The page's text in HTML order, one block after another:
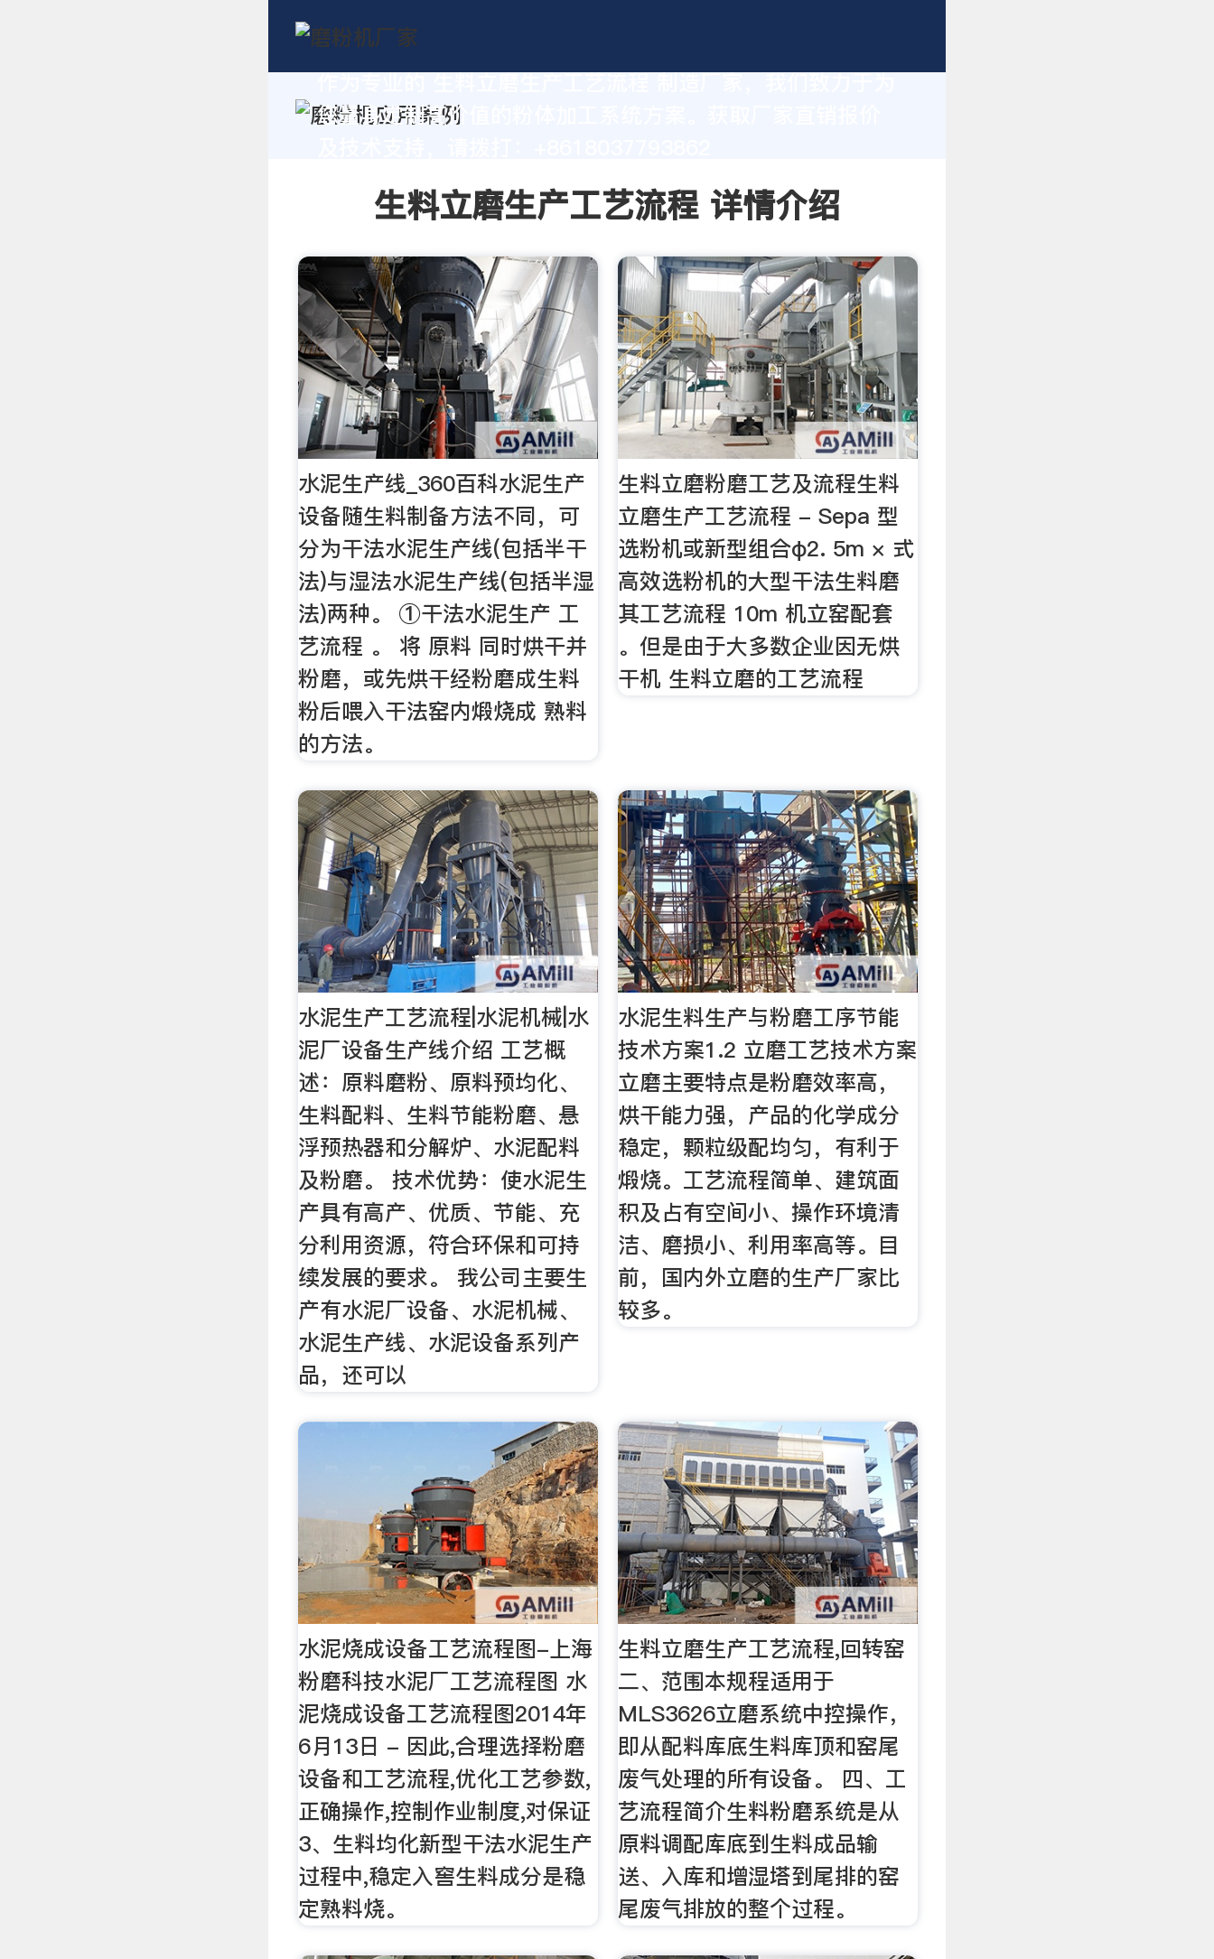
您量身定制高价值的粉体加工系统方案。获取厂家直销报价
生料立磨生产工艺流程 详情介绍
水泥生产线_360百科水泥生产
设备随生料制备方法不同，可
分为干法水泥生产线(包括半干
法)与湿法水泥生产线(包括半湿
法)两种。 ①干法水泥生产 工
艺流程 。 将 原料 同时烘干并
粉磨，或先烘干经粉磨成生料
粉后喂入干法窑内煅烧成 熟料
的方法。
生料立磨粉磨工艺及流程生料
立磨生产工艺流程 - Sepa 型
选粉机或新型组合φ2. 5m × 式
高效选粉机的大型干法生料磨
其工艺流程 10m 机立窑配套
。但是由于大多数企业因无烘
干机 生料立磨的工艺流程
水泥生产工艺流程|水泥机械|水
泥厂设备生产线介绍 工艺概
述：原料磨粉、原料预均化、
生料配料、生料节能粉磨、悬
浮预热器和分解炉、水泥配料
及粉磨。 技术优势：使水泥生
产具有高产、优质、节能、充
分利用资源，符合环保和可持
续发展的要求。 我公司主要生
产有水泥厂设备、水泥机械、
水泥生产线、水泥设备系列产
品，还可以
水泥生料生产与粉磨工序节能
技术方案1.2 立磨工艺技术方案
立磨主要特点是粉磨效率高，
烘干能力强，产品的化学成分
稳定，颗粒级配均匀，有利于
煅烧。工艺流程简单、建筑面
积及占有空间小、操作环境清
洁、磨损小、利用率高等。目
前，国内外立磨的生产厂家比
较多。
水泥烧成设备工艺流程图-上海
粉磨科技水泥厂工艺流程图 水
泥烧成设备工艺流程图2014年
6月13日 - 因此,合理选择粉磨
设备和工艺流程,优化工艺参数,
正确操作,控制作业制度,对保证
3、生料均化新型干法水泥生产
过程中,稳定入窖生料成分是稳
定熟料烧。
生料立磨生产工艺流程,回转窑
二、范围本规程适用于
MLS3626立磨系统中控操作，
即从配料库底生料库顶和窑尾
废气处理的所有设备。 四、工
艺流程简介生料粉磨系统是从
原料调配库底到生料成品输
送、入库和增湿塔到尾排的窑
尾废气排放的整个过程。